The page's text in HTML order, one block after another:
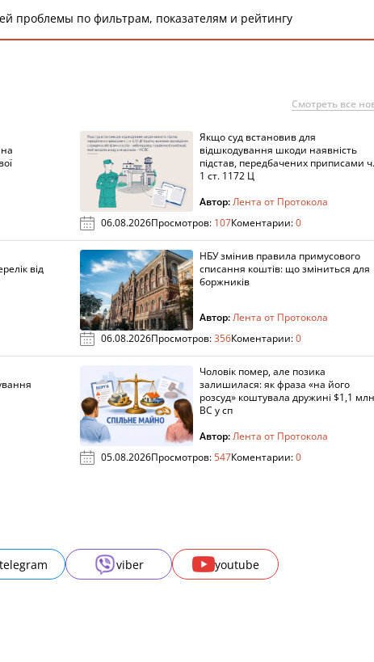
проблемы по фильтрам, показателям и рейтингу
Смотреть все
Якщо суд встановив для
відшкодування шкоди наявність
підстав, передбачених приписами ч.
1 ст. 1172 Ц
Автор:Лента от Протокола
06.08.2026Просмотров: 107Коментарии:0
від
НБУ змінив правила примусового
списання коштів: що зміниться для
боржників
Автор:Лента от Протокола
06.08.2026Просмотров:356Коментарии:0
Чоловік помер, але позика
залишилася: як фраза «на його
розсуд» коштувала дружині $1,1
ВС у сп
Автор:Лента от Протокола
05.08.2026Просмотров:547Коментарии:0
telegram viber youtube